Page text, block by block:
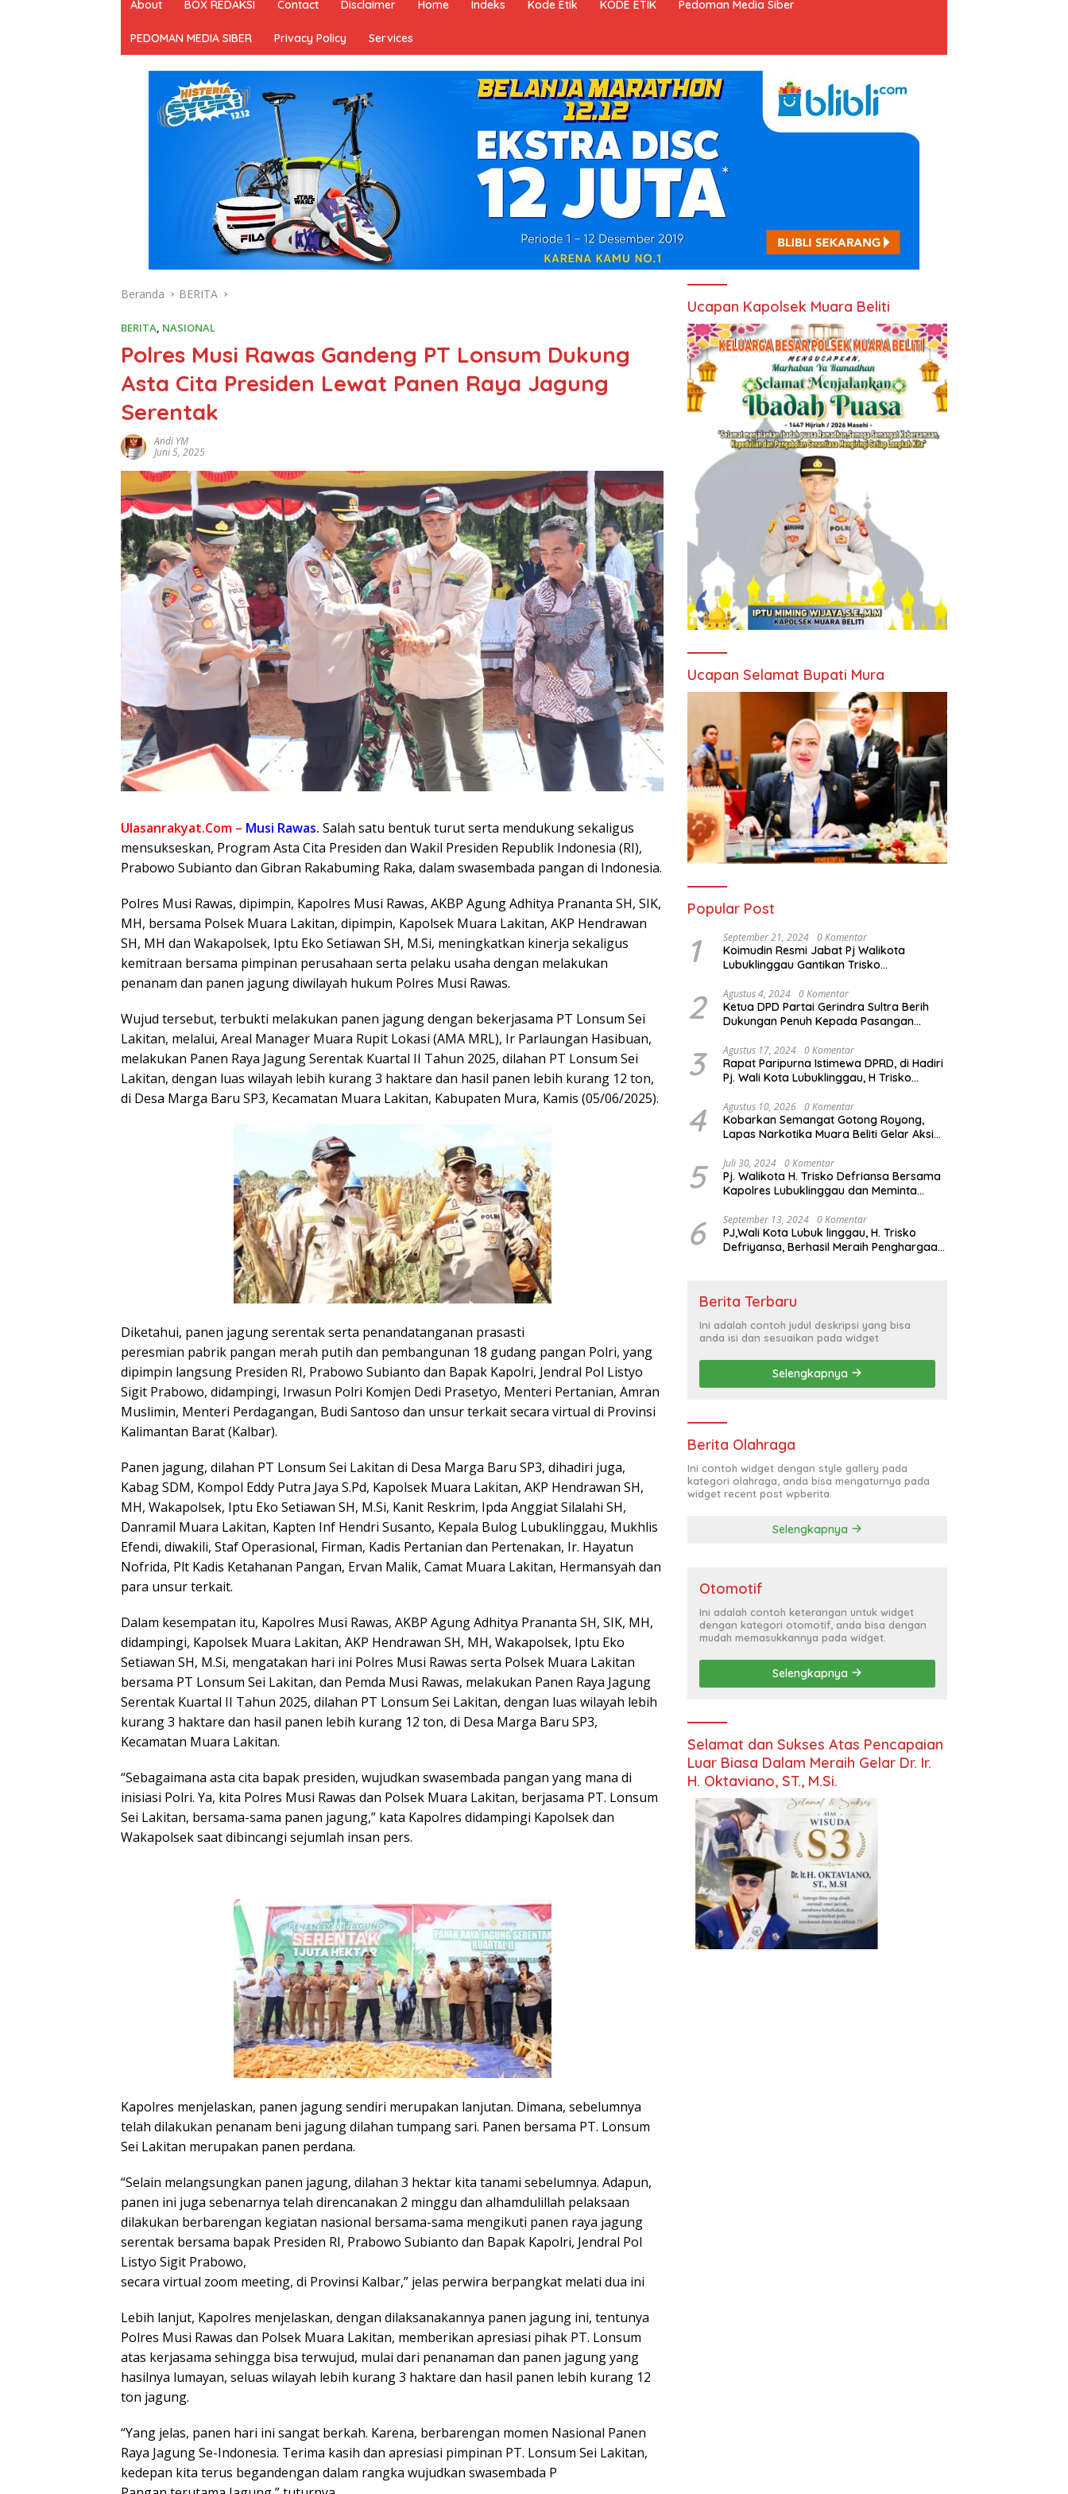
About BOX REDAKSI Contact Disclaimer Home Indeks Kode Etik KODE ETIK Pedoman Media Siber
PEDOMAN MEDIA SIBER Privacy Policy Services
Beranda BERITA
BERITA, NASIONAL
Polres Musi Rawas Gandeng PT Lonsum Dukung
Asta Cita Presiden Lewat Panen Raya Jagung
Serentak
Andi YM
Juni 5, 2025
Ulasanrakyat.Com – Musi Rawas. Salah satu bentuk turut serta mendukung sekaligus
mensukseskan, Program Asta Cita Presiden dan Wakil Presiden Republik Indonesia (RI),
Prabowo Subianto dan Gibran Rakabuming Raka, dalam swasembada pangan di Indonesia.
Polres Musi Rawas, dipimpin, Kapolres Musi Rawas, AKBP Agung Adhitya Prananta SH, SIK,
MH, bersama Polsek Muara Lakitan, dipimpin, Kapolsek Muara Lakitan, AKP Hendrawan
SH, MH dan Wakapolsek, Iptu Eko Setiawan SH, M.Si, meningkatkan kinerja sekaligus
kemitraan bersama pimpinan perusahaan serta pelaku usaha dengan melakukan
penanam dan panen jagung diwilayah hukum Polres Musi Rawas.
Wujud tersebut, terbukti melakukan panen jagung dengan bekerjasama PT Lonsum Sei
Lakitan, melalui, Areal Manager Muara Rupit Lokasi (AMA MRL), Ir Parlaungan Hasibuan,
melakukan Panen Raya Jagung Serentak Kuartal II Tahun 2025, dilahan PT Lonsum Sei
Lakitan, dengan luas wilayah lebih kurang 3 haktare dan hasil panen lebih kurang 12 ton,
di Desa Marga Baru SP3, Kecamatan Muara Lakitan, Kabupaten Mura, Kamis (05/06/2025).
Diketahui, panen jagung serentak serta penandatanganan prasasti
peresmian pabrik pangan merah putih dan pembangunan 18 gudang pangan Polri, yang
dipimpin langsung Presiden RI, Prabowo Subianto dan Bapak Kapolri, Jendral Pol Listyo
Sigit Prabowo, didampingi, Irwasun Polri Komjen Dedi Prasetyo, Menteri Pertanian, Amran
Muslimin, Menteri Perdagangan, Budi Santoso dan unsur terkait secara virtual di Provinsi
Kalimantan Barat (Kalbar).
Panen jagung, dilahan PT Lonsum Sei Lakitan di Desa Marga Baru SP3, dihadiri juga,
Kabag SDM, Kompol Eddy Putra Jaya S.Pd, Kapolsek Muara Lakitan, AKP Hendrawan SH,
MH, Wakapolsek, Iptu Eko Setiawan SH, M.Si, Kanit Reskrim, Ipda Anggiat Silalahi SH,
Danramil Muara Lakitan, Kapten Inf Hendri Susanto, Kepala Bulog Lubuklinggau, Mukhlis
Efendi, diwakili, Staf Operasional, Firman, Kadis Pertanian dan Pertenakan, Ir. Hayatun
Nofrida, Plt Kadis Ketahanan Pangan, Ervan Malik, Camat Muara Lakitan, Hermansyah dan
para unsur terkait.
Dalam kesempatan itu, Kapolres Musi Rawas, AKBP Agung Adhitya Prananta SH, SIK, MH,
didampingi, Kapolsek Muara Lakitan, AKP Hendrawan SH, MH, Wakapolsek, Iptu Eko
Setiawan SH, M.Si, mengatakan hari ini Polres Musi Rawas serta Polsek Muara Lakitan
bersama PT Lonsum Sei Lakitan, dan Pemda Musi Rawas, melakukan Panen Raya Jagung
Serentak Kuartal II Tahun 2025, dilahan PT Lonsum Sei Lakitan, dengan luas wilayah lebih
kurang 3 haktare dan hasil panen lebih kurang 12 ton, di Desa Marga Baru SP3,
Kecamatan Muara Lakitan.
“Sebagaimana asta cita bapak presiden, wujudkan swasembada pangan yang mana di
inisiasi Polri. Ya, kita Polres Musi Rawas dan Polsek Muara Lakitan, berjasama PT. Lonsum
Sei Lakitan, bersama-sama panen jagung,” kata Kapolres didampingi Kapolsek dan
Wakapolsek saat dibincangi sejumlah insan pers.
Kapolres menjelaskan, panen jagung sendiri merupakan lanjutan. Dimana, sebelumnya
telah dilakukan penanam beni jagung dilahan tumpang sari. Panen bersama PT. Lonsum
Sei Lakitan merupakan panen perdana.
“Selain melangsungkan panen jagung, dilahan 3 hektar kita tanami sebelumnya. Adapun,
panen ini juga sebenarnya telah direncanakan 2 minggu dan alhamdulillah pelaksaan
dilakukan berbarengan kegiatan nasional bersama-sama mengikuti panen raya jagung
serentak bersama bapak Presiden RI, Prabowo Subianto dan Bapak Kapolri, Jendral Pol
Listyo Sigit Prabowo,
secara virtual zoom meeting, di Provinsi Kalbar,” jelas perwira berpangkat melati dua ini
Lebih lanjut, Kapolres menjelaskan, dengan dilaksanakannya panen jagung ini, tentunya
Polres Musi Rawas dan Polsek Muara Lakitan, memberikan apresiasi pihak PT. Lonsum
atas kerjasama sehingga bisa terwujud, mulai dari penanaman dan panen jagung yang
hasilnya lumayan, seluas wilayah lebih kurang 3 haktare dan hasil panen lebih kurang 12
ton jagung.
“Yang jelas, panen hari ini sangat berkah. Karena, berbarengan momen Nasional Panen
Raya Jagung Se-Indonesia. Terima kasih dan apresiasi pimpinan PT. Lonsum Sei Lakitan,
kedepan kita terus begandengan dalam rangka wujudkan swasembada P
Ucapan Kapolsek Muara Beliti
Ucapan Selamat Bupati Mura
Popular Post
1 September 21, 2024 0 Komentar
Koimudin Resmi Jabat Pj Walikota
Lubuklinggau Gantikan Trisko
2 Agustus 4, 2024 0 Komentar
Ketua DPD Partai Gerindra Sultra Berih
Dukungan Penuh Kepada Pasangan
Konawe (HADIR) di Pilkada Konawe 2024
3 Agustus 17, 2024 0 Komentar
Rapat Paripurna Istimewa DPRD, di Hadiri
Pj. Wali Kota Lubuklinggau, H Trisko
Mendengarkan Pidato Kenegaraan
Presiden RI Dalam Rangka HUT ke-79
4 Agustus 10, 2026 0 Komentar
Kobarkan Semangat Gotong Royong,
Lapas Narkotika Muara Beliti Gelar Aksi
5 Juli 30, 2024 0 Komentar
Pj. Walikota H. Trisko Defriansa Bersama
Kapolres Lubuklinggau dan Meminta
Hajatan Politik
6 September 13, 2024 0 Komentar
PJ,Wali Kota Lubuk linggau, H. Trisko
Defriyansa, Berhasil Meraih Penghargaan
Berita Terbaru
Ini adalah contoh judul deskripsi yang bisa
anda isi dan sesuaikan pada widget
Selengkapnya
Berita Olahraga
Ini contoh widget dengan style gallery pada
kategori olahraga, anda bisa mengaturnya pada
widget recent post wpberita.
Selengkapnya
Otomotif
Ini adalah contoh keterangan untuk widget
dengan kategori otomotif, anda bisa dengan
mudah memasukkannya pada widget.
Selengkapnya
Selamat dan Sukses Atas Pencapaian
Luar Biasa Dalam Meraih Gelar Dr. Ir.
H. Oktaviano, ST., M.Si.